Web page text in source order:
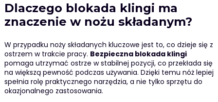
Dlaczego blokada klingi ma
znaczenie w nożu składanym?
W przypadku noży składanych kluczowe jest to, co dzieje się z
ostrzem w trakcie pracy. Bezpieczna blokada klingi
pomaga utrzymać ostrze w stabilnej pozycji, co przekłada się
na większą pewność podczas używania. Dzięki temu nóż lepiej
spełnia rolę praktycznego narzędzia, a nie tylko sprzętu do
okazjonalnego zastosowania.